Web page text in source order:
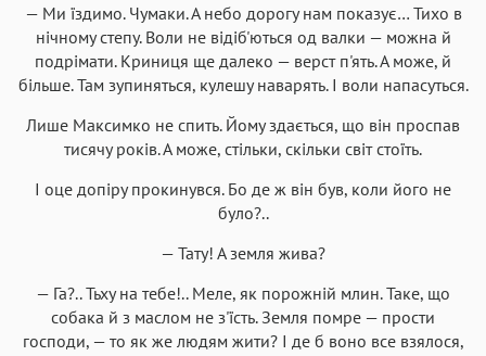
— Ми їздимо. Чумаки. А небо дорогу нам показує… Тихо в
нічному степу. Воли не відіб'ються од валки — можна й
подрімати. Криниця ще далеко — верст п'ять. А може, й
більше. Там зупиняться, кулешу наварять. І воли напасуться.
Лише Максимко не спить. Йому здається, що він проспав
тисячу років. А може, стільки, скільки світ стоїть.
І оце допіру прокинувся. Бо де ж він був, коли його не
було?..
— Тату! А земля жива?
— Га?.. Тьху на тебе!.. Меле, як порожній млин. Таке, що
собака й з маслом не з'їсть. Земля помре — прости
господи, — то як же людям жити? І де б воно все взялося,